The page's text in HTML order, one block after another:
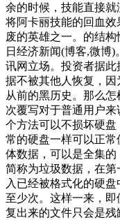
余的时候，技能直接
将阿卡丽技能的回血
废的英雄之一。的结
日经济新闻(博客,微博
讯网立场。投资者据
据不被其他人恢复，
从前的黑历史。那么
次覆写对于普通用户
个方法可以不损坏硬
常的硬盘一样可以正
体数据，可以是全集
简称为垃圾数据，在
入已经被格式化的硬
至少次。这样一来，
复出来的文件只会是